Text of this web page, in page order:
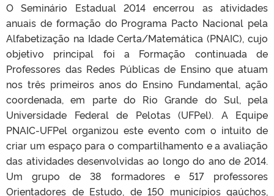
TELEFONES
O Seminário Estadual 2014 encerrou as atividades
anuais de formação do Programa Pacto Nacional pela
Alfabetização na Idade Certa/Matemática (PNAIC), cujo
objetivo principal foi a Formação continuada de
Professores das Redes Públicas de Ensino que atuam
nos três primeiros anos do Ensino Fundamental, ação
coordenada, em parte do Rio Grande do Sul, pela
Universidade Federal de Pelotas (UFPel). A Equipe
PNAIC-UFPel organizou este evento com o intuito de
criar um espaço para o compartilhamento e a avaliação
das atividades desenvolvidas ao longo do ano de 2014.
Um grupo de 38 formadores e 517 professores
Orientadores de Estudo, de 150 municípios gaúchos,